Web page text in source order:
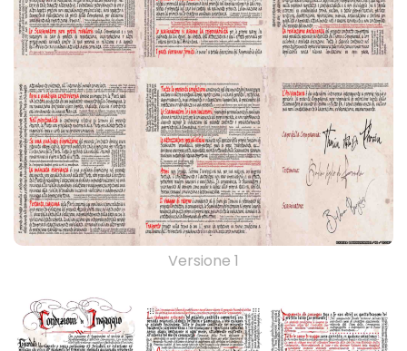
Versione 1